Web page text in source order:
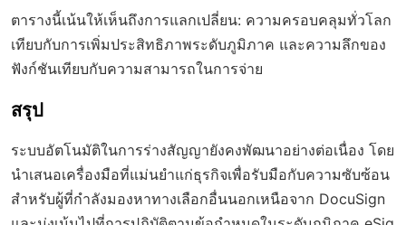
ตารางนี้เน้นให้เห็นถึงการแลกเปลี่ยน: ความครอบคลุมทั่วโลก
เทียบกับการเพิ่มประสิทธิภาพระดับภูมิภาค และความลึกของ
ฟังก์ชันเทียบกับความสามารถในการจ่าย
สรุป
ระบบอัตโนมัติในการร่างสัญญายังคงพัฒนาอย่างต่อเนื่อง โดย
นำเสนอเครื่องมือที่แม่นยำแก่ธุรกิจเพื่อรับมือกับความซับซ้อน
สำหรับผู้ที่กำลังมองหาทางเลือกอื่นนอกเหนือจาก DocuSign